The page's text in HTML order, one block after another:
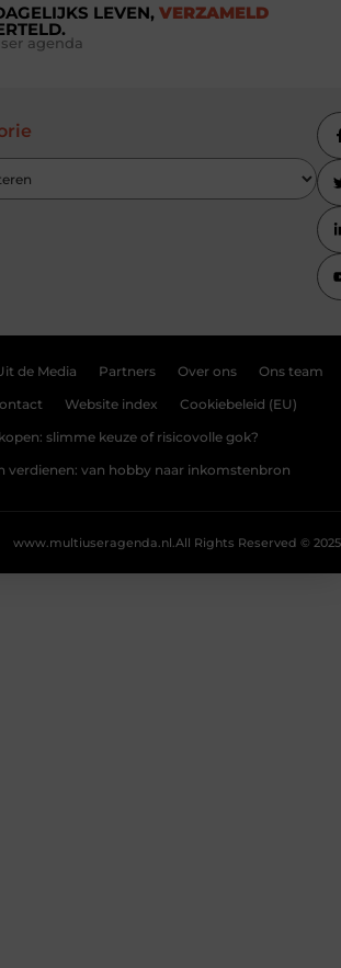
LEVEN, VERZAMELD
agenda
de Media Partners Over ons Ons team
Website index Cookiebeleid (EU)
slimme keuze of risicovolle gok?
verdienen: van hobby naar inkomstenbron
All Rights Reserved © 2025
www.multiuseragenda.nl.